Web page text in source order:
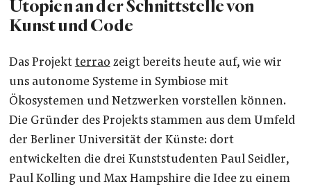
Utopien an der Schnittstelle von
Kunst und Code
Das Projekt terra0 zeigt bereits heute auf, wie wir
uns autonome Systeme in Symbiose mit
Ökosystemen und Netzwerken vorstellen können.
Die Gründer des Projekts stammen aus dem Umfeld
der Berliner Universität der Künste: dort
entwickelten die drei Kunststudenten Paul Seidler,
Paul Kolling und Max Hampshire die Idee zu einem